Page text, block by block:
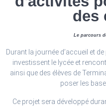
des
Le parcours
Durant la journée d’accueil et
investissent le lycée et
ainsi que des élèves de
poser les
Ce projet sera développé